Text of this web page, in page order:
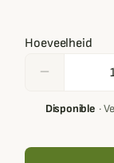
Hoeveelheid
remove
Disponible·